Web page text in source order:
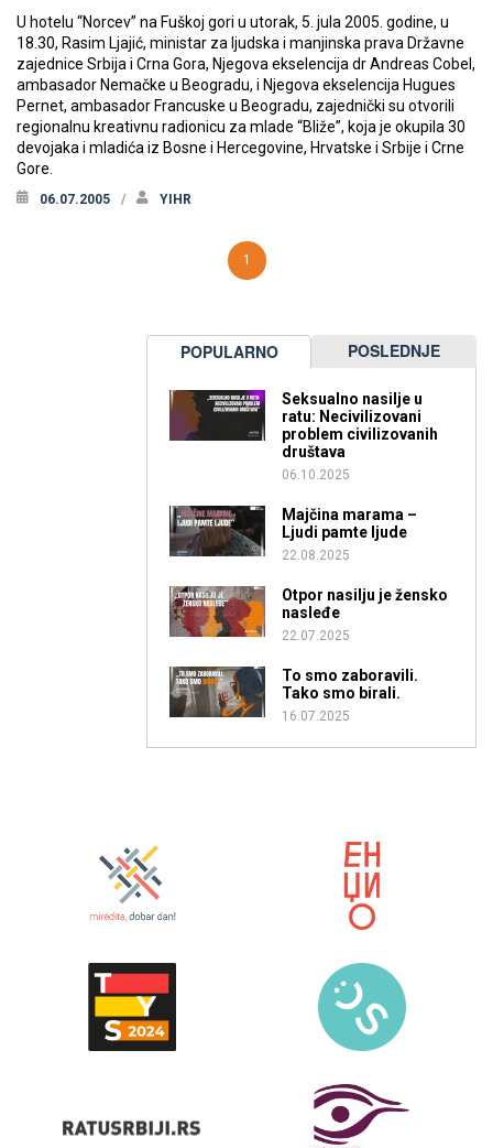
U hotelu “Norcev” na Fuškoj gori u utorak, 5. jula 2005. godine, u
18.30, Rasim Ljajić, ministar za ljudska i manjinska prava Državne
zajednice Srbija i Crna Gora, Njegova ekselencija dr Andreas Cobel,
ambasador Nemačke u Beogradu, i Njegova ekselencija Hugues
Pernet, ambasador Francuske u Beogradu, zajednički su otvorili
regionalnu kreativnu radionicu za mlade “Bliže”, koja je okupila 30
devojaka i mladića iz Bosne i Hercegovine, Hrvatske i Srbije i Crne
Gore.
06.07.2005 YIHR
1
POPULARNO POSLEDNJE
Seksualno nasilje u
ratu: Necivilizovani
problem civilizovanih
društava
06.10.2025
Majčina marama –
Ljudi pamte ljude
22.08.2025
Otpor nasilju je žensko
nasleđe
22.07.2025
To smo zaboravili.
Tako smo birali.
16.07.2025